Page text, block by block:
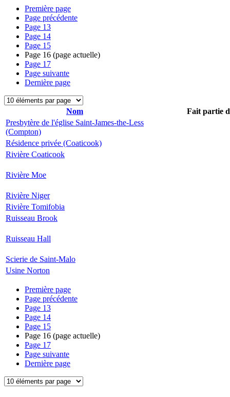
Première page
Page précédente
Page 13
Page 14
Page 15
Page 16 (page actuelle)
Page 17
Page suivante
Dernière page
Nom
Fait partie
Presbytère de l'église Saint-James-the-Less
(Compton)
Résidence privée (Coaticook)
Rivière Coaticook
Rivière Moe
Rivière Niger
Rivière Tomifobia
Ruisseau Brook
Ruisseau Hall
Scierie de Saint-Malo
Usine Norton
Première page
Page précédente
Page 13
Page 14
Page 15
Page 16 (page actuelle)
Page 17
Page suivante
Dernière page